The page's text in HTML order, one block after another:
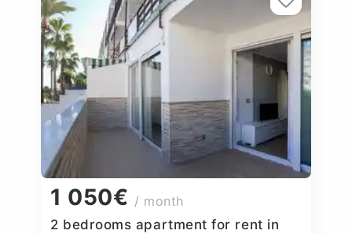
1 050€ / month
2 bedrooms apartment for rent in